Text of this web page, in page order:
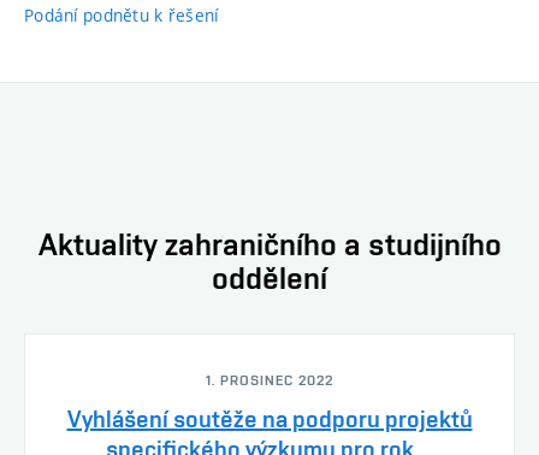
Podání podnětu k řešení
Aktuality zahraničního a studijního
oddělení
1. PROSINEC 2022
Vyhlášení soutěže na podporu projektů
specifického výzkumu pro rok ...